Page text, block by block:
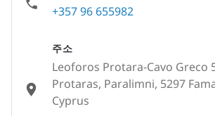
+357 96 655982
주소
Leoforos Protara-Cavo Greco
Protaras, Paralimni, 5297
Cyprus